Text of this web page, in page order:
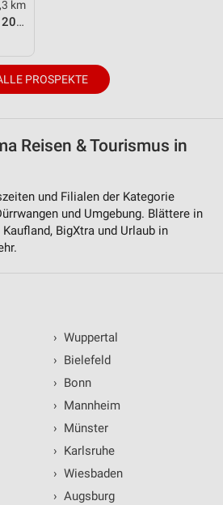
km
Reisemagazin August 2026
PROSPEKTE
Reisen & Tourismus in
und Filialen der Kategorie
und Umgebung. Blättere in
BigXtra und Urlaub in
› Wuppertal
› Bielefeld
› Bonn
› Mannheim
› Münster
› Karlsruhe
› Wiesbaden
› Augsburg